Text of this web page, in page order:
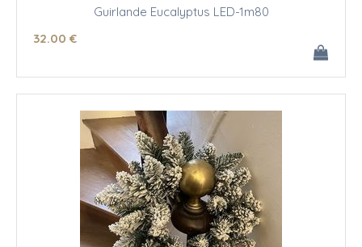
Guirlande Eucalyptus LED-1m80
32.00 €